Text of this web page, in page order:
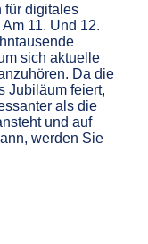
für digitales
11. Und 12.
sich aktuelle
Da die
Jubiläum feiert,
als die
und auf
werden Sie